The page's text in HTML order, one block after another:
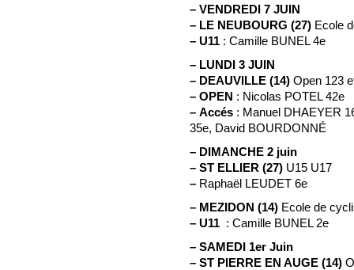
– VENDREDI 7 JUIN
– LE NEUBOURG (27) Ecole
– U11 : Camille BUNEL 4e
– LUNDI 3 JUIN
– DEAUVILLE (14) Open 123
– OPEN : Nicolas POTEL 42e
– Accés : Manuel DHAEYER
35e, David BOURDONNÉ
– DIMANCHE 2 juin
– ST ELLIER (27) U15 U17
– Raphaël LEUDET 6e
– MEZIDON (14) Ecole de
– U11 : Camille BUNEL 2e
– SAMEDI 1er Juin
– ST PIERRE EN AUGE (14)